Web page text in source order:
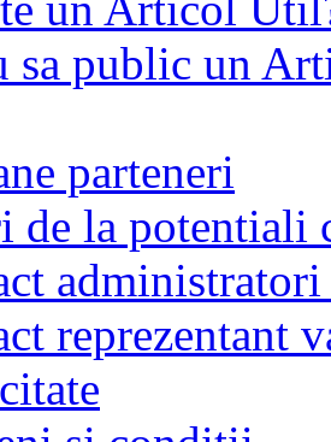
sa public un
parteneri
de la potentiali
reprezentant